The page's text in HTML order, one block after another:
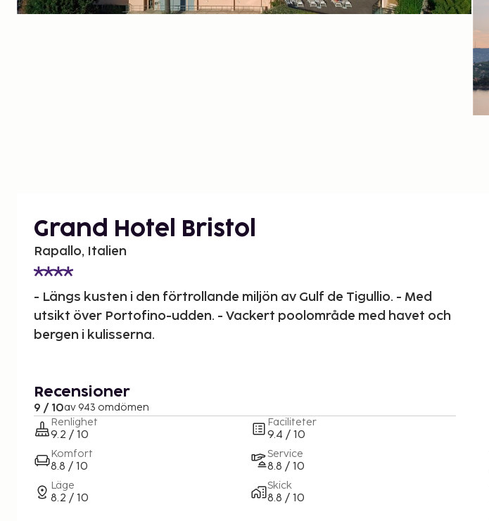
Grand Hotel Bristol
Rapallo, Italien
- Längs kusten i den förtrollande miljön av Gulf de Tigullio. - Med
utsikt över Portofino-udden. - Vackert poolområde med havet och
bergen i kulisserna.
Recensioner
9 / 10av 943 omdömen
Renlighet
9.2 / 10
Komfort
8.8 / 10
Läge
8.2 / 10
Faciliteter
9.4 / 10
Service
8.8 / 10
Skick
8.8 / 10